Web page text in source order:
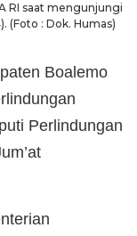
RI saat mengunjungi
(Foto : Dok. Humas)
Boalemo
Perlindungan